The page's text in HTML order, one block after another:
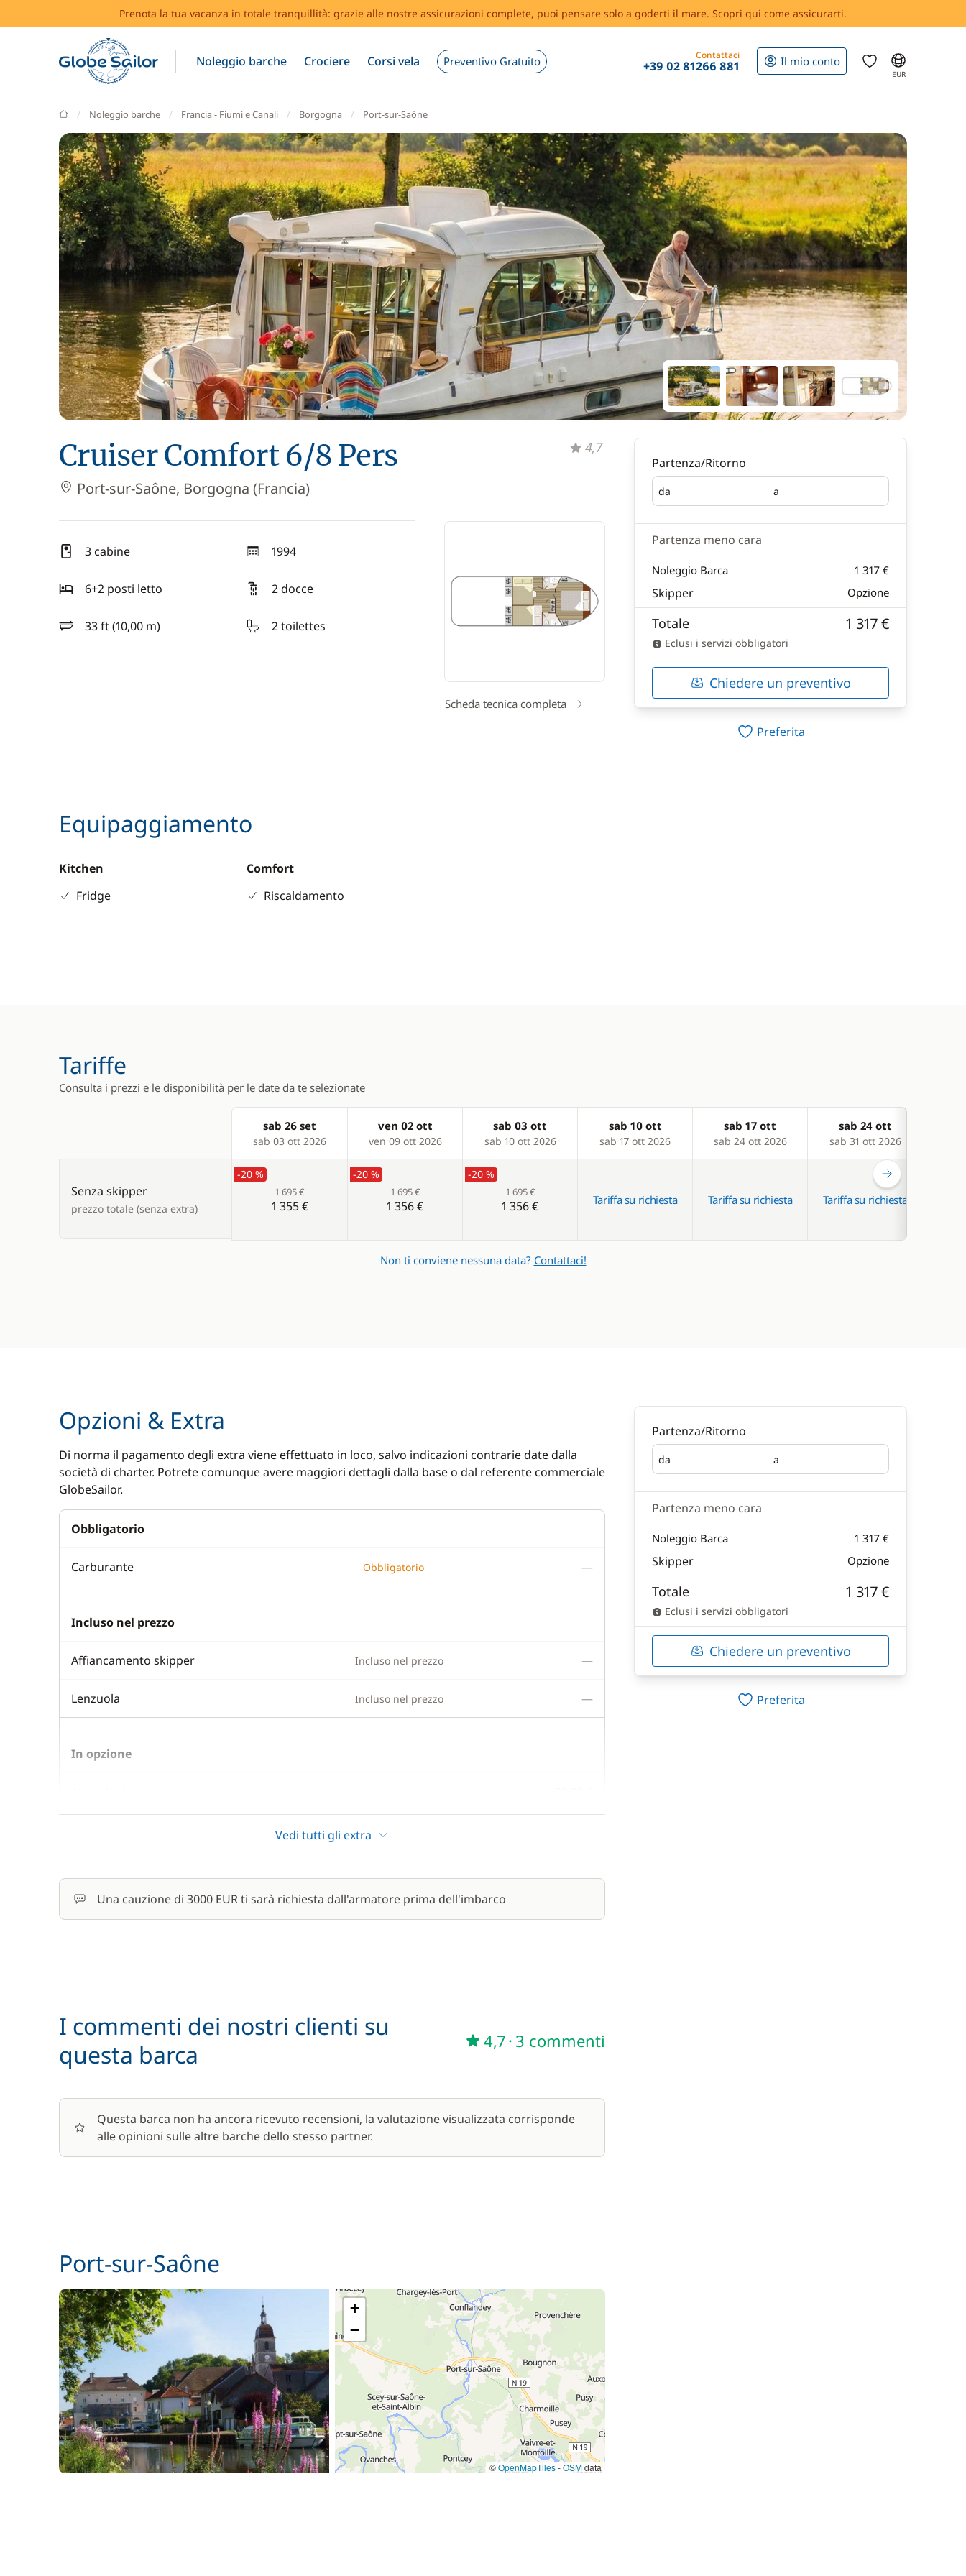
Prenota la tua vacanza in totale tranquillità: grazie alle nostre assicurazioni complete, puoi pensare solo a goderti il mare. Scopri qui come assicurarti.
Noleggio barche Crociere Corsi vela Preventivo Gratuito Contattaci
+39 02 81266 881 Il mio conto
EUR
GlobeSailor
Noleggio barche Francia - Fiumi e Canali Borgogna Port-sur-Saône
Cruiser Comfort 6/8 Pers
Port-sur-Saône, Borgogna (Francia)
4,7
3 cabine 1994
anno
6+2 posti letto
2 docce
33 ft (10,00 m)
lunghezza 2 toilettes
Scheda tecnica completa
Equipaggiamento
Kitchen
Fridge
Comfort
Riscaldamento
Partenza/Ritorno
da
Partenza a
Ritorno
Partenza meno cara
Noleggio Barca 1 317 €
Skipper Opzione
Totale 1 317 €
Eclusi i servizi obbligatori
Chiedere un preventivo
Preferita
Tariffe
Consulta i prezzi e le disponibilità per le date da te selezionate
Products
sab 26 set
sab 03 ott 2026
ven 02 ott
ven 09 ott 2026
sab 03 ott
sab 10 ott 2026
sab 10 ott
sab 17 ott 2026
sab 17 ott
sab 24 ott 2026
sab 24 ott
sab 31 ott 2026
Senza skipper
prezzo totale (senza extra)
-20 %
1 695 €
1 355 €
-20 %
1 695 €
1 356 €
-20 %
1 695 €
1 356 € Tariffa su richiesta Tariffa su richiesta Tariffa su richiesta
Non ti conviene nessuna data? Contattaci!
Opzioni & Extra
Di norma il pagamento degli extra viene effettuato in loco, salvo indicazioni contrarie date dalla
società di charter. Potrete comunque avere maggiori dettagli dalla base o dal referente commerciale
GlobeSailor.
Obbligatorio
Carburante Obbligatorio —
Incluso nel prezzo
Affiancamento skipper Incluso nel prezzo —
Lenzuola Incluso nel prezzo —
In opzione
Cuscini del ponte
Parcheggio auto / notte
Vedi tutti gli extra
Una cauzione di 3000 EUR ti sarà richiesta dall'armatore prima dell'imbarco
I commenti dei nostri clienti su
questa barca
4,7· 3 commenti
Questa barca non ha ancora ricevuto recensioni, la valutazione visualizzata corrisponde
alle opinioni sulle altre barche dello stesso partner.
Port-sur-Saône
+
−
©OpenMapTiles-OSMdata
Partenza/Ritorno
da
Partenza a
Ritorno
Partenza meno cara
Noleggio Barca 1 317 €
Skipper Opzione
Totale 1 317 €
Eclusi i servizi obbligatori
Chiedere un preventivo
Preferita